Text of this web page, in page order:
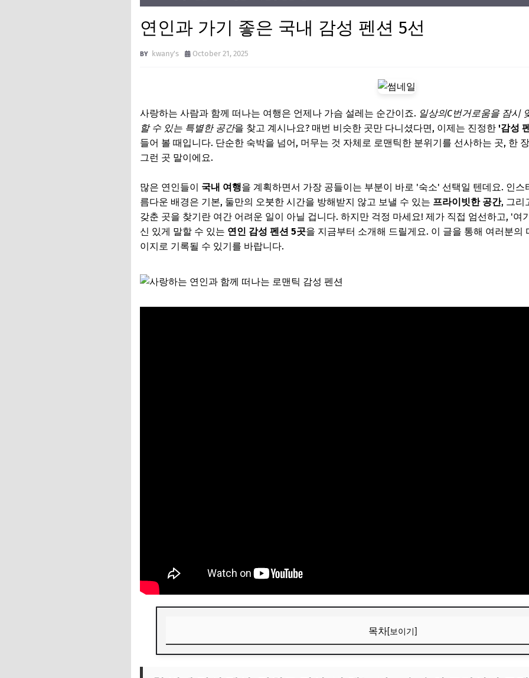
연인과 가기 좋은 국내 감성 펜션 5선
kwany's October 21, 2025
사랑하는 사람과 함께 떠나는 여행은 언제나 가슴 설레는 순간이죠. 일상의C번거로움을 잠시
할 수 있는 특별한 공간을 찾고 계시나요? 매번 비슷한 곳만 다니셨다면, 이제는 진정한 '감성
들어 볼 때입니다. 단순한 숙박을 넘어, 머무는 것 자체로 로맨틱한 분위기를 선사하는 곳, 한
그런 곳 말이에요.
많은 연인들이 국내 여행을 계획하면서 가장 공들이는 부분이 바로 '숙소' 선택일 텐데요. 인
름다운 배경은 기본, 둘만의 오붓한 시간을 방해받지 않고 보낼 수 있는 프라이빗한 공간, 그리
갖춘 곳을 찾기란 여간 어려운 일이 아닐 겁니다. 하지만 걱정 마세요! 제가 직접 엄선하고, '여
신 있게 말할 수 있는 연인 감성 펜션 5곳을 지금부터 소개해 드릴게요. 이 글을 통해 여러분의
이지로 기록될 수 있기를 바랍니다.
목차[보이기]